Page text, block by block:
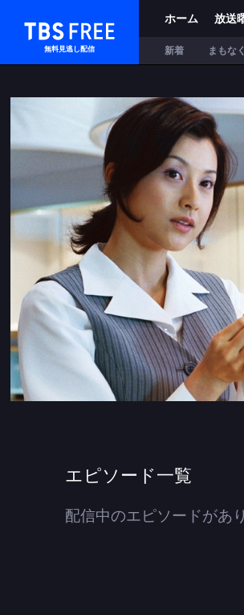
TBS FREE
無料見逃し配信
ホーム 放送
新着 まもな
エピソード一覧
配信中のエピソードがあ